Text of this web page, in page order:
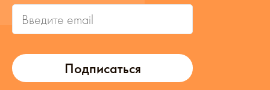
Подписаться